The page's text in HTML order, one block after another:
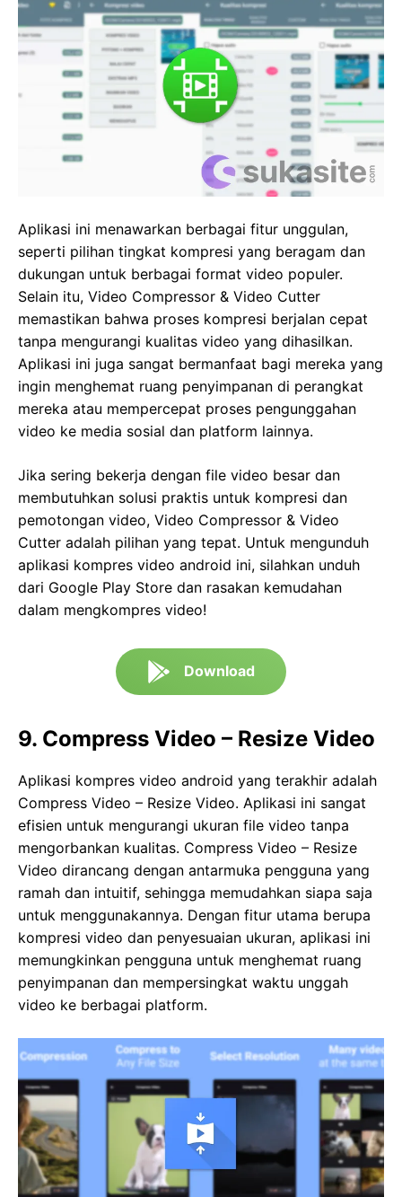
Aplikasi ini menawarkan berbagai fitur unggulan,
seperti pilihan tingkat kompresi yang beragam dan
dukungan untuk berbagai format video populer.
Selain itu, Video Compressor & Video Cutter
memastikan bahwa proses kompresi berjalan cepat
tanpa mengurangi kualitas video yang dihasilkan.
Aplikasi ini juga sangat bermanfaat bagi mereka yang
ingin menghemat ruang penyimpanan di perangkat
mereka atau mempercepat proses pengunggahan
video ke media sosial dan platform lainnya.
Jika sering bekerja dengan file video besar dan
membutuhkan solusi praktis untuk kompresi dan
pemotongan video, Video Compressor & Video
Cutter adalah pilihan yang tepat. Untuk mengunduh
aplikasi kompres video android ini, silahkan unduh
dari Google Play Store dan rasakan kemudahan
dalam mengkompres video!
Download
9. Compress Video – Resize Video
Aplikasi kompres video android yang terakhir adalah
Compress Video – Resize Video. Aplikasi ini sangat
efisien untuk mengurangi ukuran file video tanpa
mengorbankan kualitas. Compress Video – Resize
Video dirancang dengan antarmuka pengguna yang
ramah dan intuitif, sehingga memudahkan siapa saja
untuk menggunakannya. Dengan fitur utama berupa
kompresi video dan penyesuaian ukuran, aplikasi ini
memungkinkan pengguna untuk menghemat ruang
penyimpanan dan mempersingkat waktu unggah
video ke berbagai platform.